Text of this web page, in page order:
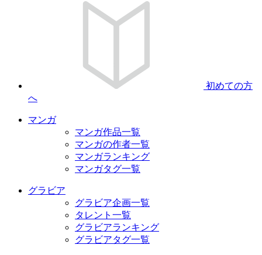
初めての方
へ
マンガ
マンガ作品一覧
マンガの作者一覧
マンガランキング
マンガタグ一覧
グラビア
グラビア企画一覧
タレント一覧
グラビアランキング
グラビアタグ一覧